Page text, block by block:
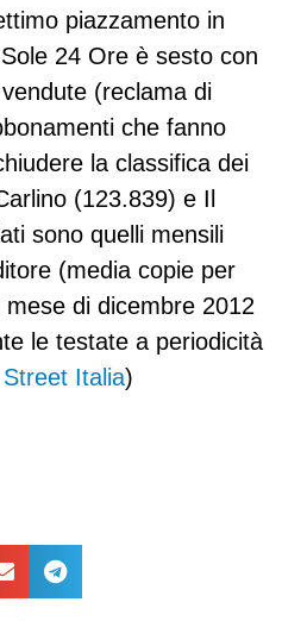
piazzamento in
24 Ore è sesto con
(reclama di
che fanno
la classifica dei
(123.839) e Il
sono quelli mensili
(media copie per
di dicembre 2012
le testate a periodicità
Italia)